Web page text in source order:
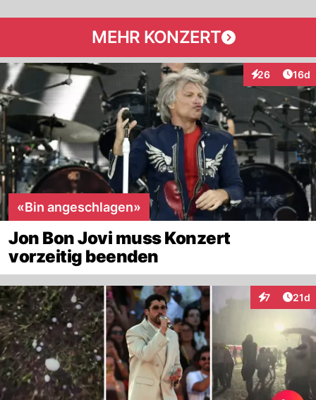
MEHR KONZERT
26
Interaktionen
16d
«Bin angeschlagen»
Jon Bon Jovi muss Konzert
vorzeitig beenden
7 21d